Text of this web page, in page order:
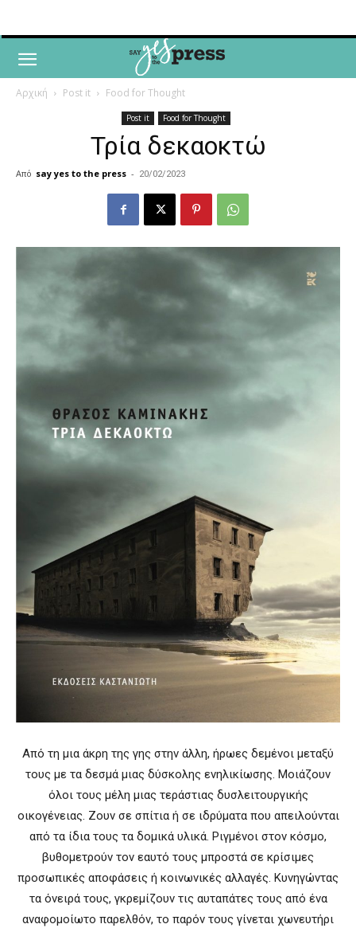
Αρχική Post it Food for Thought
Post it Food for Thought
Τρία δεκαοκτώ
Από say yes to the press - 20/02/2023
Από τη μια άκρη της γης στην άλλη, ήρωες δεμένοι μεταξύ
τους με τα δεσμά μιας δύσκολης ενηλικίωσης. Μοιάζουν
όλοι τους μέλη μιας τεράστιας δυσλειτουργικής
οικογένειας. Ζουν σε σπίτια ή σε ιδρύματα που απειλούνται
από τα ίδια τους τα δομικά υλικά. Ριγμένοι στον κόσμο,
βυθομετρούν τον εαυτό τους μπροστά σε κρίσιμες
προσωπικές αποφάσεις ή κοινωνικές αλλαγές. Κυνηγώντας
τα όνειρά τους, γκρεμίζουν τις αυταπάτες τους από ένα
αναφομοίωτο παρελθόν, το παρόν τους γίνεται χωνευτήρι